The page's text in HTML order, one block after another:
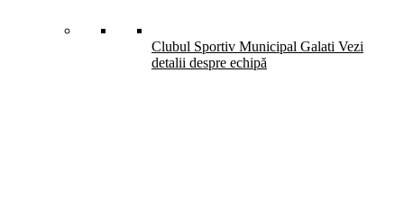
Clubul Sportiv Municipal Galati Vezi
detalii despre echipă